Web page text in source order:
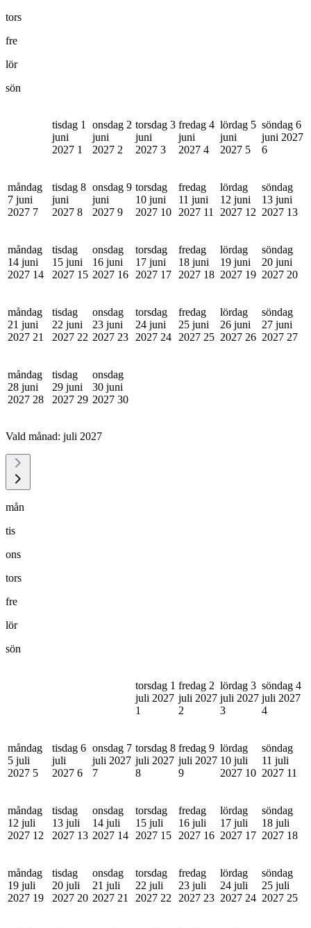
tors
fre
lör
sön
tisdag 1
juni
2027 1
onsdag 2
juni
2027 2
torsdag 3
juni
2027 3
fredag 4
juni
2027 4
lördag 5
juni
2027 5
söndag 6
juni 2027
6
måndag
7 juni
2027 7
tisdag 8
juni
2027 8
onsdag 9
juni
2027 9
torsdag
10 juni
2027 10
fredag
11 juni
2027 11
lördag
12 juni
2027 12
söndag
13 juni
2027 13
måndag
14 juni
2027 14
tisdag
15 juni
2027 15
onsdag
16 juni
2027 16
torsdag
17 juni
2027 17
fredag
18 juni
2027 18
lördag
19 juni
2027 19
söndag
20 juni
2027 20
måndag
21 juni
2027 21
tisdag
22 juni
2027 22
onsdag
23 juni
2027 23
torsdag
24 juni
2027 24
fredag
25 juni
2027 25
lördag
26 juni
2027 26
söndag
27 juni
2027 27
måndag
28 juni
2027 28
tisdag
29 juni
2027 29
onsdag
30 juni
2027 30
Vald månad: juli 2027
mån
tis
ons
tors
fre
lör
sön
torsdag 1
juli 2027
1
fredag 2
juli 2027
2
lördag 3
juli 2027
3
söndag 4
juli 2027
4
måndag
5 juli
2027 5
tisdag 6
juli
2027 6
onsdag 7
juli 2027
7
torsdag 8
juli 2027
8
fredag 9
juli 2027
9
lördag
10 juli
2027 10
söndag
11 juli
2027 11
måndag
12 juli
2027 12
tisdag
13 juli
2027 13
onsdag
14 juli
2027 14
torsdag
15 juli
2027 15
fredag
16 juli
2027 16
lördag
17 juli
2027 17
söndag
18 juli
2027 18
måndag
19 juli
2027 19
tisdag
20 juli
2027 20
onsdag
21 juli
2027 21
torsdag
22 juli
2027 22
fredag
23 juli
2027 23
lördag
24 juli
2027 24
söndag
25 juli
2027 25